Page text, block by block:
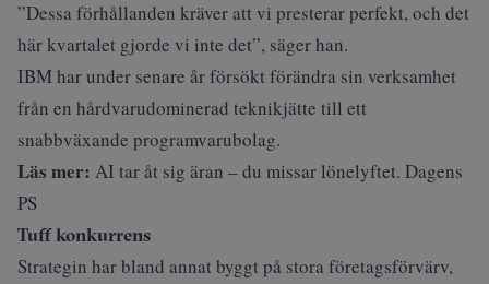
”Dessa förhållanden kräver att vi presterar perfekt, och det
här kvartalet gjorde vi inte det”, säger han.
IBM har under senare år försökt förändra sin verksamhet
från en hårdvarudominerad teknikjätte till ett
snabbväxande programvarubolag.
Läs mer: AI tar åt sig äran – du missar lönelyftet. Dagens
PS
Tuff konkurrens
Strategin har bland annat byggt på stora företagsförvärv,